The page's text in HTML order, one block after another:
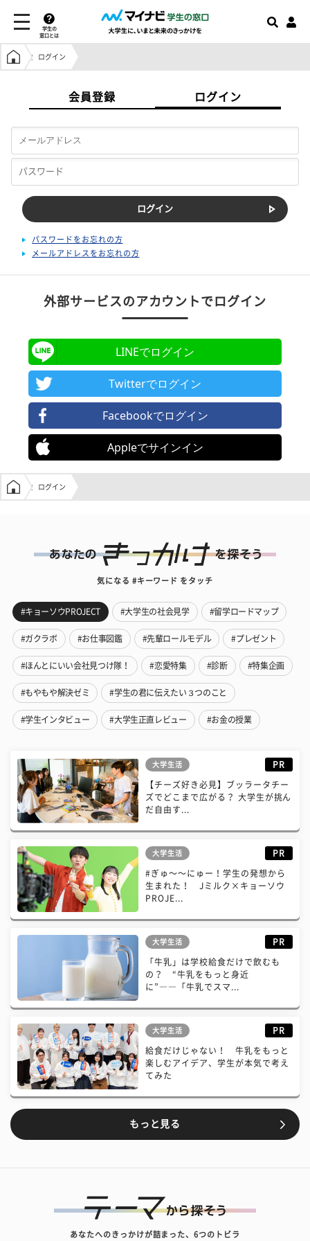
学生の
窓口とは
学生の窓口トップ
ログイン
会員登録 ログイン
パスワードをお忘れの方
メールアドレスをお忘れの方
外部サービスのアカウントでログイン
LINEでログイン
Twitterでログイン
Facebookでログイン
Appleでサインイン
学生の窓口トップ
ログイン
気になる #キーワード をタッチ
#キョーソウPROJECT #大学生の社会見学 #留学ロードマップ
#ガクラボ #お仕事図鑑 #先輩ロールモデル #プレゼント
#ほんとにいい会社見つけ隊！ #恋愛特集 #診断 #特集企画
#もやもや解決ゼミ #学生の君に伝えたい３つのこと
#学生インタビュー #大学生正直レビュー #お金の授業
大学生活 PR
【チーズ好き必見】ブッラータチー
ズでどこまで広がる？ 大学生が挑ん
だ自由す...
大学生活 PR
#ぎゅ〜〜にゅー！学生の発想から
生まれた！ Jミルク×キョーソウ
PROJE...
大学生活 PR
「牛乳」は学校給食だけで飲むも
の？ “牛乳をもっと身近
に”――「牛乳でスマ...
大学生活 PR
給食だけじゃない！ 牛乳をもっと
楽しむアイデア、学生が本気で考え
てみた
もっと見る
あなたへのきっかけが詰まった、6つのトビラ